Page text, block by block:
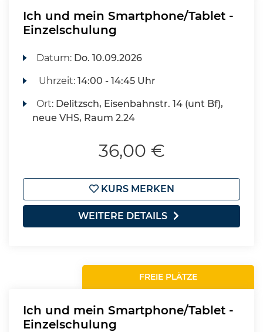
Ich und mein Smartphone/Tablet -
Einzelschulung
Datum: Do. 10.09.2026
Uhrzeit:14:00 - 14:45 Uhr
Ort: Delitzsch, Eisenbahnstr. 14 (unt Bf),
neue VHS, Raum 2.24
36,00 €
KURS MERKEN
WEITERE DETAILS
FREIE PLÄTZE
Ich und mein Smartphone/Tablet -
Einzelschulung